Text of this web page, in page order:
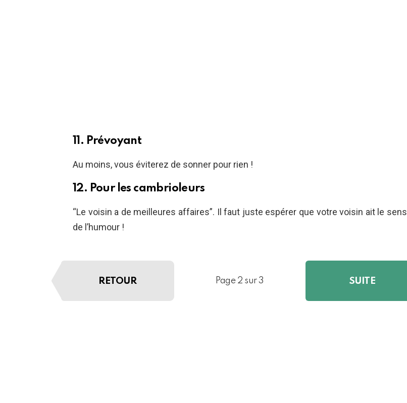
11. Prévoyant
Au moins, vous éviterez de sonner pour rien !
12. Pour les cambrioleurs
“Le voisin a de meilleures affaires”. Il faut juste espérer que votre voisin ait le sens
de l’humour !
Page 2 sur 3
RETOUR SUITE